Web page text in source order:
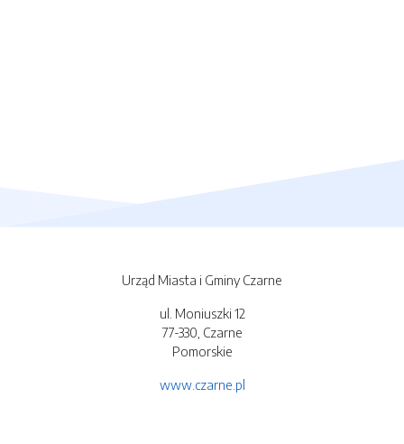
Urząd Miasta i Gminy Czarne
ul. Moniuszki 12
77-330, Czarne
Pomorskie
www.czarne.pl